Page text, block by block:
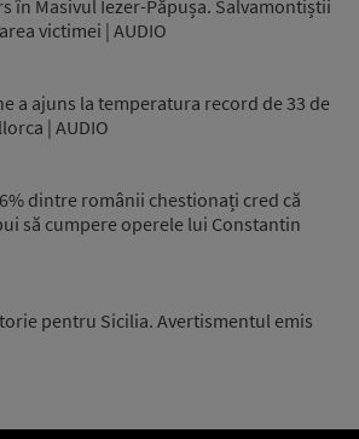
în Masivul Iezer-Păpușa. Salvamontiștii
victimei | AUDIO
a ajuns la temperatura record de 33 de
| AUDIO
dintre românii chestionați cred că
să cumpere operele lui Constantin
pentru Sicilia. Avertismentul emis